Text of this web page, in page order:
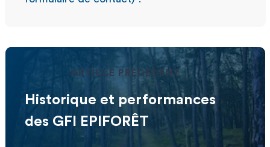
ARTICLE PRÉCÉDENT
Historique et performances
des GFI EPIFORÊT